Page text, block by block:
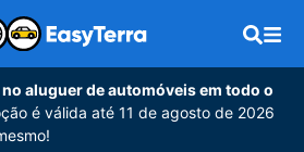
aluguer de automóveis em todo o
é válida até 11 de agosto de 2026